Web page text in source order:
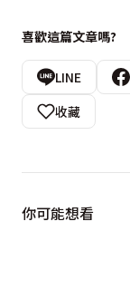
喜歡這篇文章嗎?
LINE
收藏
你可能想看